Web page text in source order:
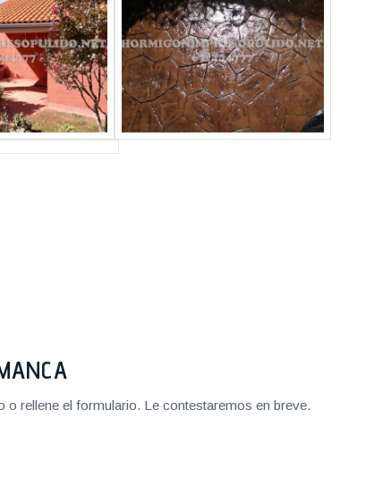
rellene el formulario. Le contestaremos en breve.